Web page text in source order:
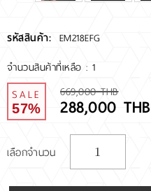
รหัสสินค้า: EM218EFG
จำนวนสินค้าที่เหลือ : 1
SALE
57%
669,000 THB
288,000 THB
เลือกจำนวน